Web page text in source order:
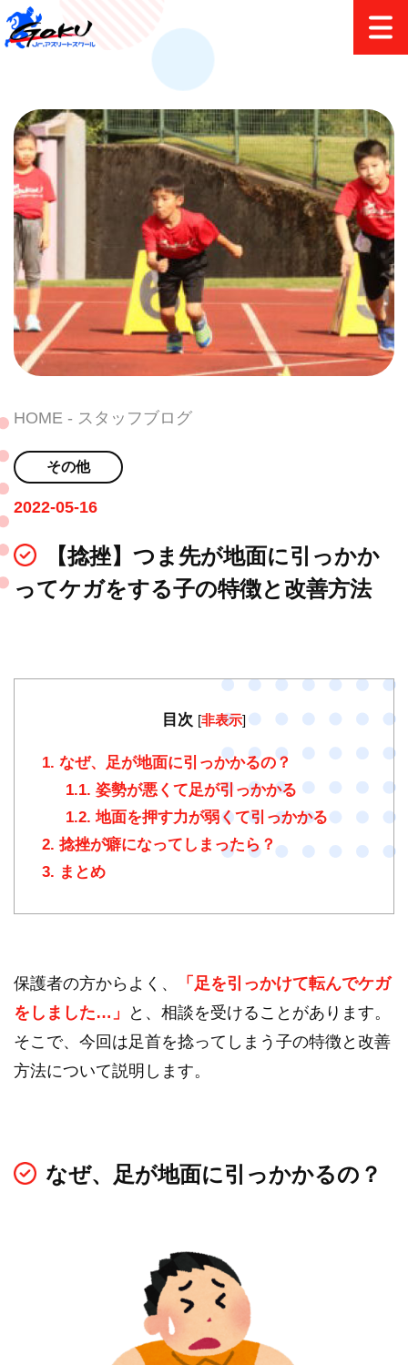
HOME スタッフブログ
その他
2022-05-16
【捻挫】つま先が地面に引っかか
ってケガをする子の特徴と改善方法
目次 [非表示]
1. なぜ、足が地面に引っかかるの？
1.1. 姿勢が悪くて足が引っかかる
1.2. 地面を押す力が弱くて引っかかる
2. 捻挫が癖になってしまったら？
3. まとめ
保護者の方からよく、
「足を引っかけて転んでケガ
をしました…」
と、相談を受けることがあります。
そこで、今回は足首を捻ってしまう子の特徴と改善
方法について説明します。
なぜ、足が地面に引っかかるの？